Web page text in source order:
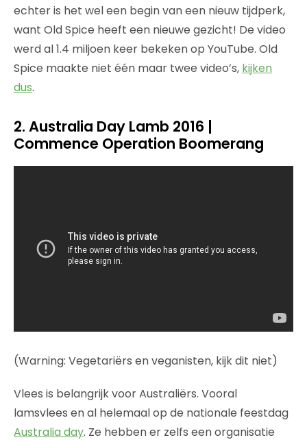
echter is het wel een begin van een nieuw tijdperk,
want Old Spice heeft een nieuwe gezicht! De video
werd al 1.4 miljoen keer bekeken op YouTube. Old
Spice maakte niet één maar twee video’s, kijken
dus.
2. Australia Day Lamb 2016 |
Commence Operation Boomerang
(Warning: Vegetariërs en veganisten, kijk dit niet)
Vlees is belangrijk voor Australiërs. Vooral
lamsvlees en al helemaal op de nationale feestdag
Australia day. Ze hebben er zelfs een organisatie